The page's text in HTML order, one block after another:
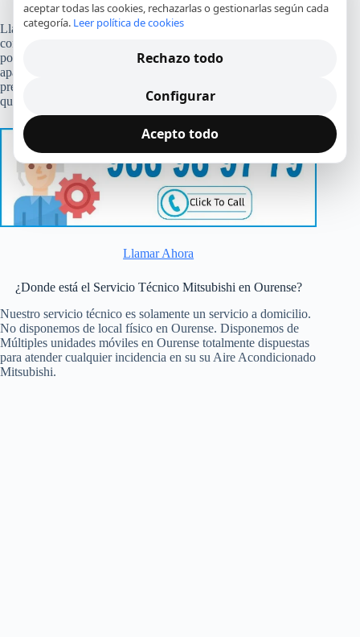
Llame a nuestra teléfono de contacto y atenderemos su
consulta. Nuestro personal recogerá sus datos y al momento se
pondrá en contacto con el técnico en Ourense para arreglar su
aparato estropeado. Inmediatamente y sin incremento de
precio el técnico se va a poner en contacto con usted a fin de
que usted escoja el instante de la reparación.
Llamar Ahora
¿Donde está el Servicio Técnico Mitsubishi en Ourense?
Nuestro servicio técnico es solamente un servicio a domicilio.
No disponemos de local físico en Ourense. Disponemos de
Múltiples unidades móviles en Ourense totalmente dispuestas
para atender cualquier incidencia en su su Aire Acondicionado
Mitsubishi.
aceptar todas las cookies, rechazarlas o gestionarlas según cada
categoría. Leer política de cookies
Rechazo todo
Configurar
Acepto todo